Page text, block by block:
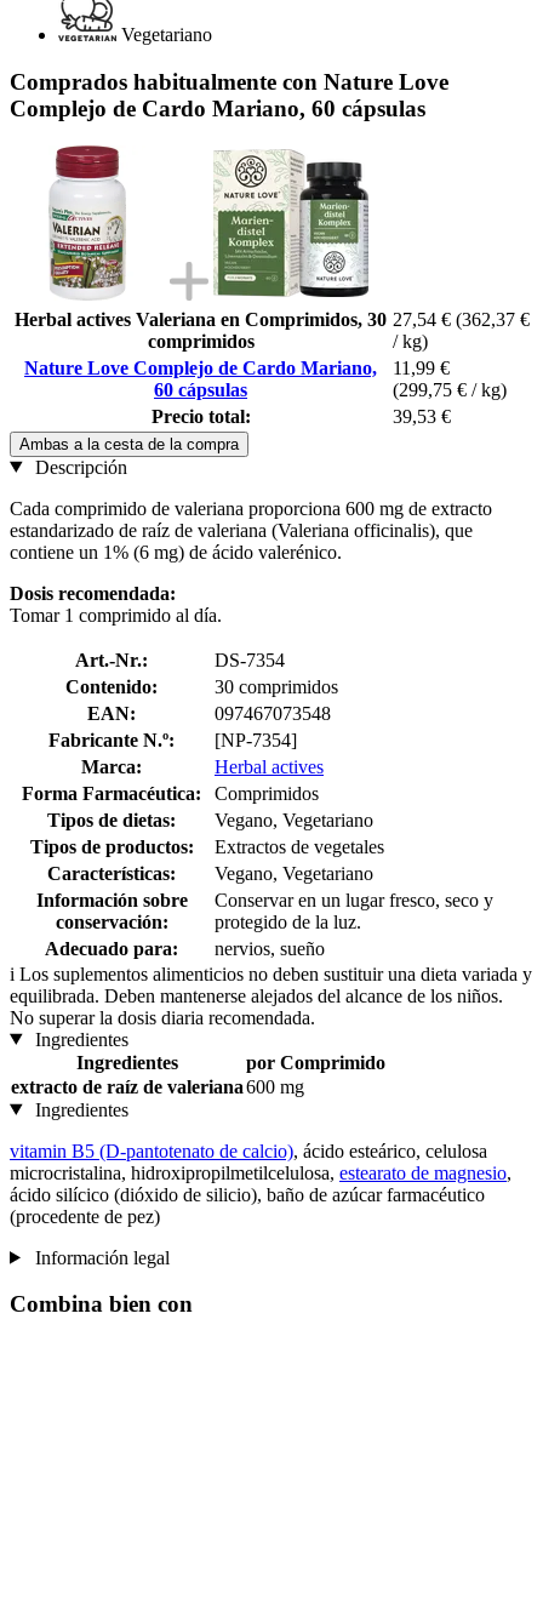
Vegetariano
Comprados habitualmente con Nature Love
Complejo de Cardo Mariano, 60 cápsulas
Herbal actives Valeriana en Comprimidos, 30
comprimidos
27,54 € (362,37 €
/ kg)
Nature Love Complejo de Cardo Mariano,
60 cápsulas
11,99 €
(299,75 € / kg)
Precio total:
39,53 €
Ambas a la cesta de la compra
Descripción
Cada comprimido de valeriana proporciona 600 mg de extracto
estandarizado de raíz de valeriana (Valeriana officinalis), que
contiene un 1% (6 mg) de ácido valerénico.
Dosis recomendada:
Tomar 1 comprimido al día.
Art.-Nr.:
DS-7354
Contenido:
30 comprimidos
EAN:
097467073548
Fabricante N.º:
[NP-7354]
Marca:
Herbal actives
Forma Farmacéutica:
Comprimidos
Tipos de dietas:
Vegano, Vegetariano
Tipos de productos:
Extractos de vegetales
Características:
Vegano, Vegetariano
Información sobre
conservación:
Conservar en un lugar fresco, seco y
protegido de la luz.
Adecuado para:
nervios, sueño
i Los suplementos alimenticios no deben sustituir una dieta variada y
equilibrada. Deben mantenerse alejados del alcance de los niños.
No superar la dosis diaria recomendada.
Ingredientes
Ingredientes
por Comprimido
extracto de raíz de valeriana600 mg
Ingredientes
vitamin B5 (D-pantotenato de calcio), ácido esteárico, celulosa
microcristalina, hidroxipropilmetilcelulosa, estearato de magnesio,
ácido silícico (dióxido de silicio), baño de azúcar farmacéutico
(procedente de pez)
Información legal
Combina bien con